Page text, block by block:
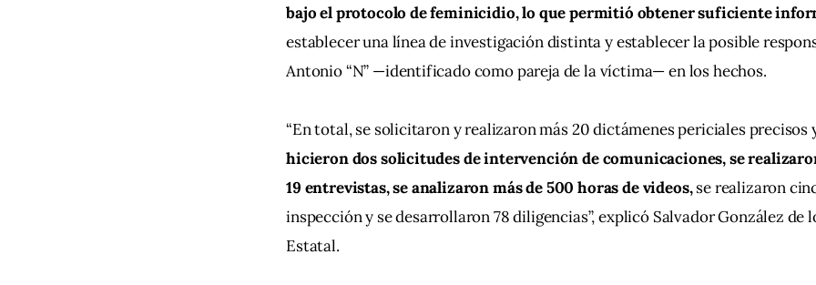
bajo el protocolo de feminicidio, lo que permitió obtener suficiente
establecer una línea de investigación distinta y establecer la posible
Antonio “N” —identificado como pareja de la víctima— en los hechos.
“En total, se solicitaron y realizaron más 20 dictámenes periciales
hicieron dos solicitudes de intervención de comunicaciones, se
19 entrevistas, se analizaron más de 500 horas de videos, se realizaron
inspección y se desarrollaron 78 diligencias”, explicó Salvador González de
Estatal.